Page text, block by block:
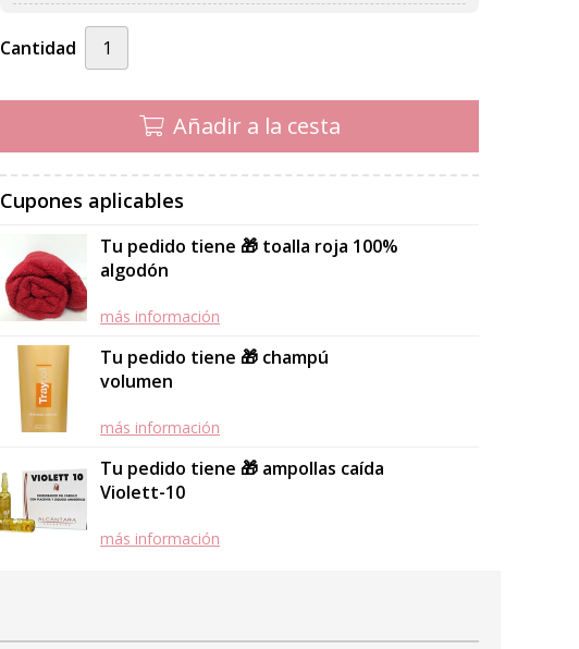
Cantidad
Añadir a la cesta
Cupones aplicables
Tu pedido tiene 🎁 toalla roja 100%
algodón
más información
Tu pedido tiene 🎁 champú
volumen
más información
Tu pedido tiene 🎁 ampollas caída
Violett-10
más información